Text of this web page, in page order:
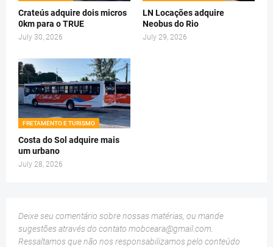
Crateús adquire dois micros
0km para o TRUE
July 30, 2026
LN Locações adquire
Neobus do Rio
July 29, 2026
FRETAMENTO E TURISMO
Costa do Sol adquire mais
um urbano
July 28, 2026
Deixe seu comentário sobre nossas matérias, ou mande
sugestões através do contato mobceara@gmail.com
Ressaltamos que não nos responsabilizamos pelo conteúdo